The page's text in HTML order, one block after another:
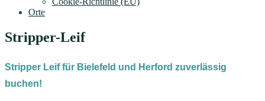
Orte
Stripper-Leif
Stripper Leif für Bielefeld und Herford zuverlässig
buchen!